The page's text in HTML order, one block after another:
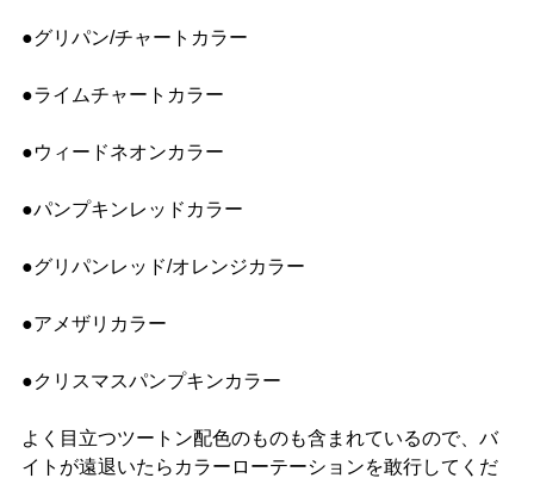
●グリパン/チャートカラー
●ライムチャートカラー
●ウィードネオンカラー
●パンプキンレッドカラー
●グリパンレッド/オレンジカラー
●アメザリカラー
●クリスマスパンプキンカラー
よく目立つツートン配色のものも含まれているので、バ
イトが遠退いたらカラーローテーションを敢行してくだ